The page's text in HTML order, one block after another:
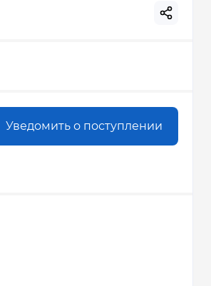
Уведомить о поступлении